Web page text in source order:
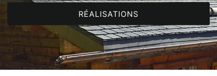
RÉALISATIONS